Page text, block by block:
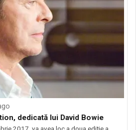
dedicată lui David Bowie